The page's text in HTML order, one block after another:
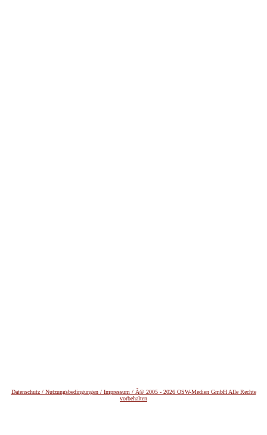
Datenschutz / Nutzungsbedingungen / Impressum / Â© 2005 - 2026 OSW-Medien GmbH Alle Rechte
vorbehalten